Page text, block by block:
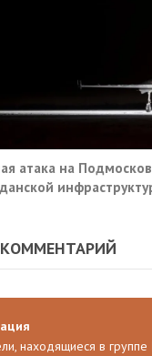
атака на
находящиеся в группе